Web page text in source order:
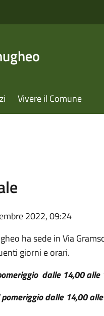
Vivere il Comune
2022, 09:24
ha sede in Via
giorni e orari.
dalle 14,00 alle
dalle 14,00